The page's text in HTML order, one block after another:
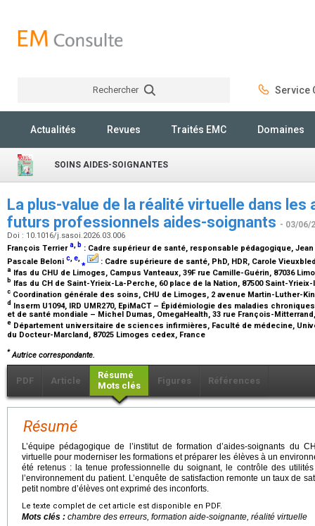
Rechercher Service
Actualités Revues Traités EMC Domaines
SOINS AIDES-SOIGNANTES
La plus-value de la réalité virtuelle dans les
futurs professionnels aides-soignants - 03/06/
Doi : 10.1016/j.sasoi.2026.03.006
François Terriera b : Cadre supérieur de santé, responsable pédagogique,
Pascale Beloni c e ⁎ : Cadre supérieure de santé, PhD, HDR, Carole
a Ifas du CHU de Limoges, Campus Vanteaux, 39F rue Camille-Guérin, 87036
b Ifas du CH de Saint-Yrieix-La-Perche, 60 place de la Nation, 87500 Saint-
c Coordination générale des soins, CHU de Limoges, 2 avenue Martin-Luther-
d Inserm U1094, IRD UMR270, EpiMaCT – Épidémiologie des maladies
et de santé mondiale – Michel Dumas, OmegaHealth, 33 rue François-
e Département universitaire de sciences infirmières, Faculté de médecine,
du Docteur-Marcland, 87025 Limoges cedex, France
* Autrice correspondante.
PDF Article
Résumé
Mots clés
Figures Références
Résumé
L’équipe pédagogique de l’institut de formation d’aides-soignants du
virtuelle pour moderniser les formations et préparer les élèves à un
été retenus : la tenue professionnelle du soignant, le contrôle des
l’environnement du patient. L’enquête de satisfaction remonte un taux de
petit nombre d’élèves ont exprimé des inconforts.
Le texte complet de cet article est disponible en PDF.
Mots clés : chambre des erreurs, formation aide-soignante, réalité virtuelle